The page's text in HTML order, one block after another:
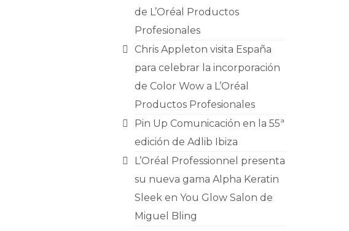
de L’Oréal Productos
Profesionales
Chris Appleton visita España
para celebrar la incorporación
de Color Wow a L’Oréal
Productos Profesionales
Pin Up Comunicación en la 55ª
edición de Adlib Ibiza
L’Oréal Professionnel presenta
su nueva gama Alpha Keratin
Sleek en You Glow Salon de
Miguel Bling